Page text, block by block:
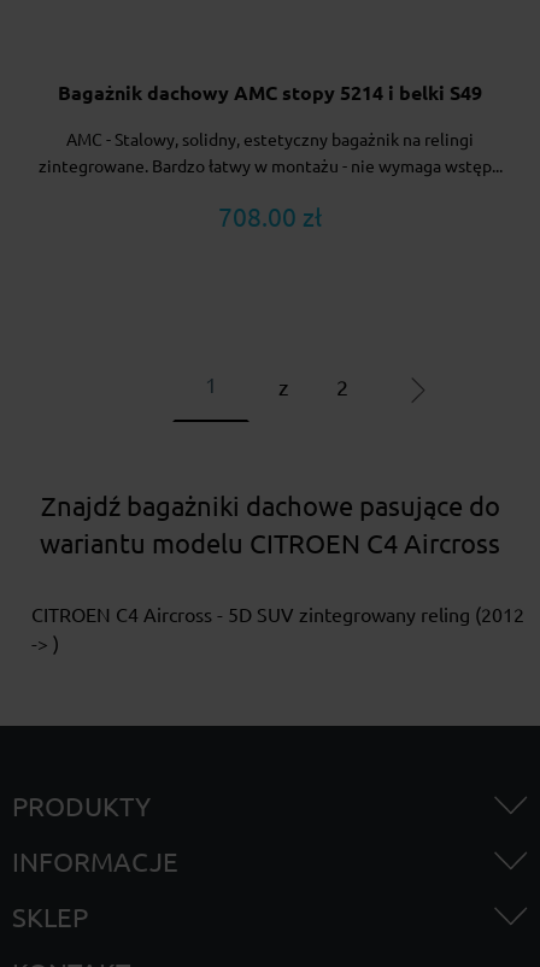
Bagażnik dachowy AMC stopy 5214 i belki S49
AMC - Stalowy, solidny, estetyczny bagażnik na relingi
zintegrowane. Bardzo łatwy w montażu - nie wymaga wstęp...
708.00 zł
z 2
Znajdź bagażniki dachowe pasujące do
wariantu modelu CITROEN C4 Aircross
CITROEN C4 Aircross - 5D SUV zintegrowany reling (2012
-> )
PRODUKTY
INFORMACJE
SKLEP